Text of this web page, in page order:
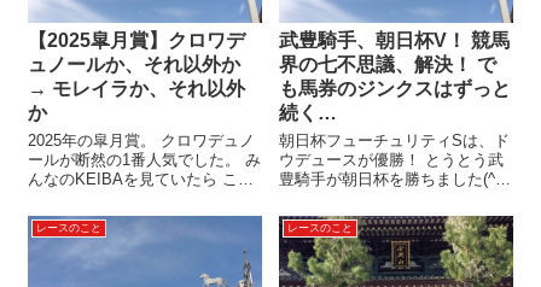
【2025皐月賞】クロワデ
ュノールか、それ以外か
→ モレイラか、それ以外
か
2025年の皐月賞。 クロワデュノ
ールが断然の1番人気でした。 み
んなのKEIBAを見ていたら ここ
ル。 皐月賞の単勝オッズは1.5
倍！ レース前から「ダービー」
とか「三冠」とか、メディアも
大騒ぎでした。 穴党の...
武豊騎手、朝日杯V！ 競馬
界の七不思議、解決！ で
も馬券のジンクスはずっと
続く…
朝日杯フューチュリティSは、ド
ウデュースが優勝！ とうとう武
豊騎手が朝日杯を勝ちました(^-^)
で、ようやく当レースを制した
武騎手。 ダービーを5回も勝って
いるというのに、朝日杯は未勝
利だったわけで…。 「...
レースのこと レースのこと